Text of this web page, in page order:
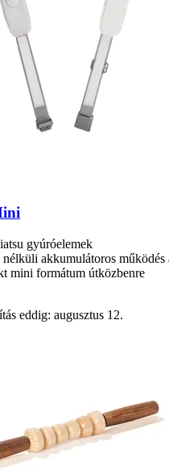
gyúróelemek
nélküli akkumulátoros működés
mini formátum útközbenre
eddig: augusztus 12.